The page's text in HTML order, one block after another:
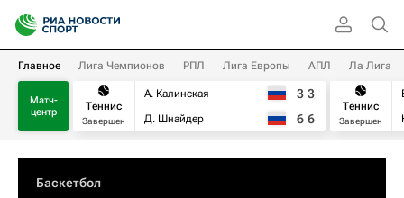
Главное Лига Чемпионов РПЛ Лига Европы АПЛ Ла Лига
Матч-
центр
Теннис
Завершен
А. Калинская
Д. Шнайдер
3 3
6 6
Теннис
Завершен
Баскетбол